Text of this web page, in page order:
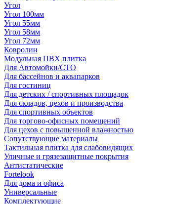
Угол
Угол 100мм
Угол 55мм
Угол 58мм
Угол 72мм
Ковролин
Модульная ПВХ плитка
Для Автомойки/СТО
Для бассейнов и аквапарков
Для гостиниц
Для детских / спортивных площадок
Для складов, цехов и производства
Для спортивных объектов
Для торгово-офисных помещений
Для цехов с повышенной влажностью
Сопутствующие материалы
Тактильная плитка для слабовидящих
Уличные и грязезащитные покрытия
Антистатические
Fortelook
Для дома и офиса
Универсальные
Комплектующие